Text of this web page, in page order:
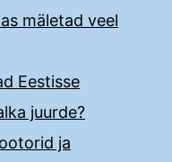
mäletad veel
Eestisse
juurde?
ja